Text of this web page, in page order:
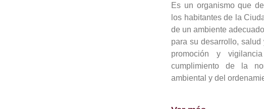
Es un organismo que
los habitantes de la
de un ambiente
para su desarrollo, salud
promoción y
cumplimiento de la
ambiental y del